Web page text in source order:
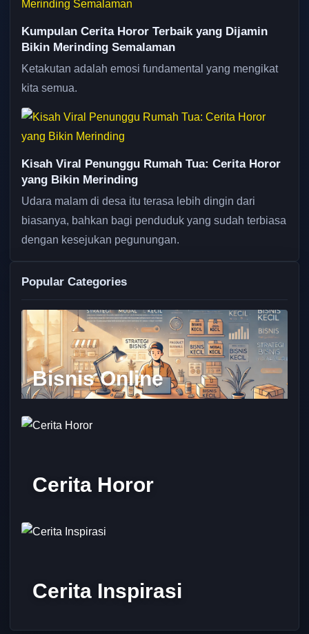
Kumpulan Cerita Horor Terbaik yang Dijamin
Bikin Merinding Semalaman
Ketakutan adalah emosi fundamental yang mengikat
kita semua.
Kisah Viral Penunggu Rumah Tua: Cerita Horor
yang Bikin Merinding
Udara malam di desa itu terasa lebih dingin dari
biasanya, bahkan bagi penduduk yang sudah terbiasa
dengan kesejukan pegunungan.
Popular Categories
Bisnis Online
Cerita Horor
Cerita Inspirasi